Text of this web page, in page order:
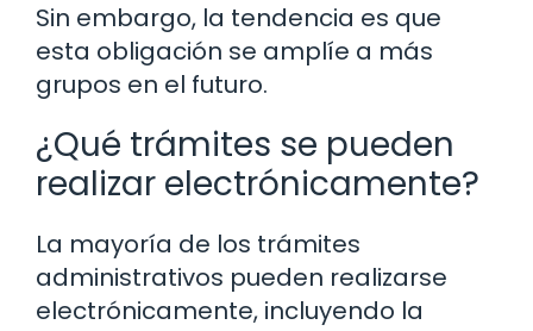
Sin embargo, la tendencia es que
esta obligación se amplíe a más
grupos en el futuro.
¿Qué trámites se pueden
realizar electrónicamente?
La mayoría de los trámites
administrativos pueden realizarse
electrónicamente, incluyendo la